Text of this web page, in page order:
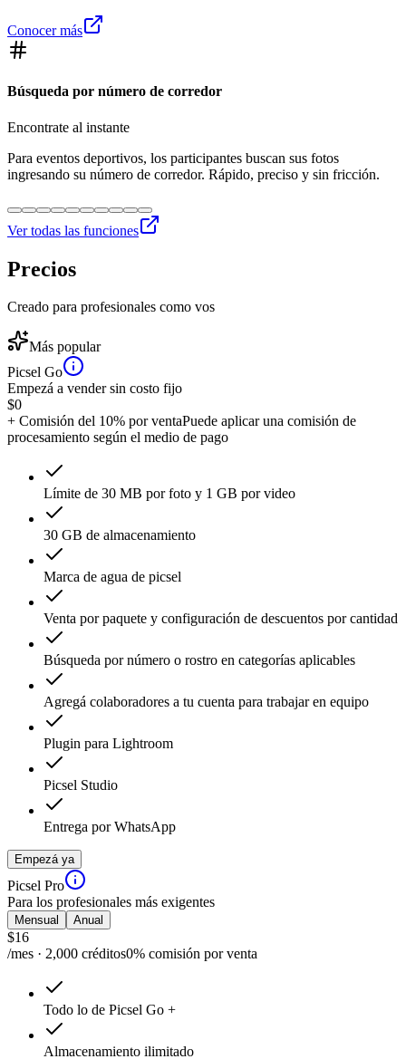
Conocer más
Búsqueda por número de corredor
Encontrate al instante
Para eventos deportivos, los participantes buscan sus fotos
ingresando su número de corredor. Rápido, preciso y sin fricción.
Ver todas las funciones
Precios
Creado para profesionales como vos
Más popular
Picsel Go
Empezá a vender sin costo fijo
$0
+ Comisión del 10% por ventaPuede aplicar una comisión de
procesamiento según el medio de pago
Límite de 30 MB por foto y 1 GB por video
30 GB de almacenamiento
Marca de agua de picsel
Venta por paquete y configuración de descuentos por cantidad
Búsqueda por número o rostro en categorías aplicables
Agregá colaboradores a tu cuenta para trabajar en equipo
Plugin para Lightroom
Picsel Studio
Entrega por WhatsApp
Empezá ya
Picsel Pro
Para los profesionales más exigentes
Mensual Anual
$16
/mes · 2,000 créditos0% comisión por venta
Todo lo de Picsel Go +
Almacenamiento ilimitado